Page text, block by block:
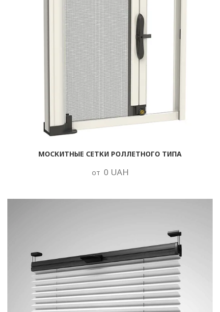
МОСКИТНЫЕ СЕТКИ РОЛЛЕТНОГО ТИПА
от 0 UAH